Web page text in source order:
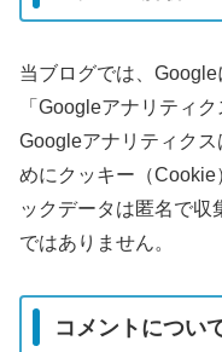
当ブログでは、
「Googleアナリティ
Googleアナリティク
めにクッキー（Cookie
ックデータは匿名で収
ではありません。
コメントについ